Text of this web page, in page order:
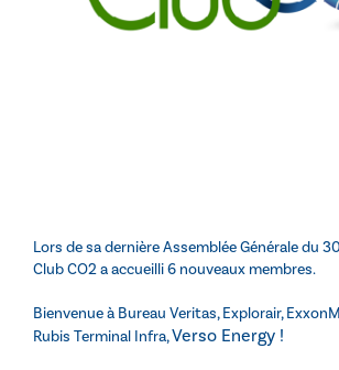
Lors de sa dernière Assemblée Générale du
Club CO2 a accueilli 6 nouveaux membres.
Bienvenue à Bureau Veritas, Explorair,
Rubis Terminal Infra,Verso Energy !